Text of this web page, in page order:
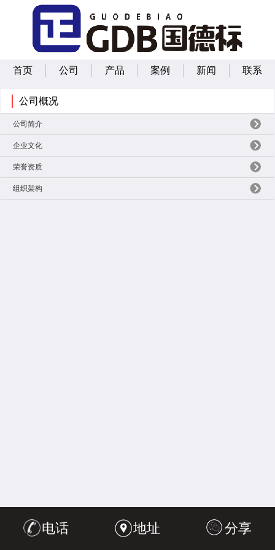
首页 公司 产品 案例 新闻 联系
公司概况
公司简介
企业文化
荣誉资质
组织架构
电话 地址 分享